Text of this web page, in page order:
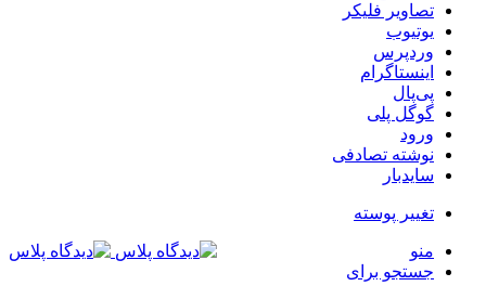
تصاویر فلیکر
یوتیوب
وردپرس
اینستاگرام
پی‌پال
گوگل پلی
ورود
نوشته تصادفی
سایدبار
تغییر پوسته
منو
جستجو برای